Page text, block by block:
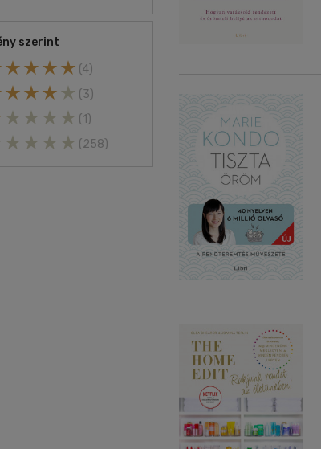
szerint
(4)
(3)
(1)
(258)